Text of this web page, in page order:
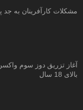
مشکلات کارآفرینان به
آغاز تزریق دوز سوم
بالای 18 سال